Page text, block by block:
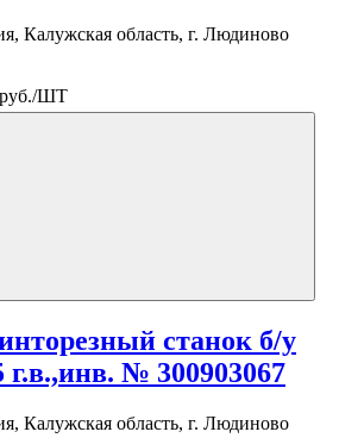
Калужская область, г. Людиново
руб./ШТ
станок б/у
г.в.,инв. № 300903067
Калужская область, г. Людиново